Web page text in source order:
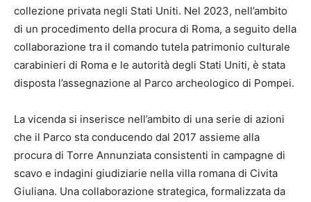
collezione privata negli Stati Uniti. Nel 2023, nell’ambito
di un procedimento della procura di Roma, a seguito della
collaborazione tra il comando tutela patrimonio culturale
carabinieri di Roma e le autorità degli Stati Uniti, è stata
disposta l’assegnazione al Parco archeologico di Pompei.
La vicenda si inserisce nell’ambito di una serie di azioni
che il Parco sta conducendo dal 2017 assieme alla
procura di Torre Annunziata consistenti in campagne di
scavo e indagini giudiziarie nella villa romana di Civita
Giuliana. Una collaborazione strategica, formalizzata da